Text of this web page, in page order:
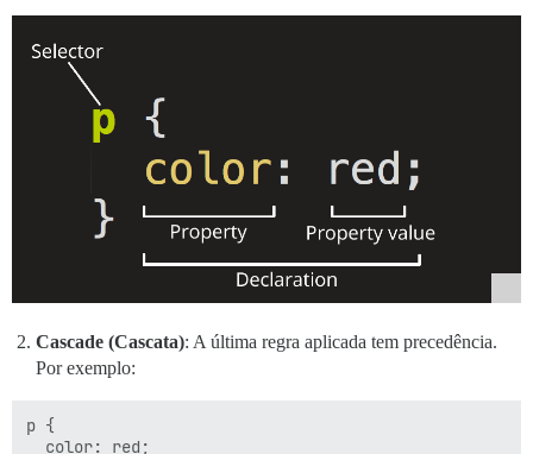
Cascade (Cascata): A última regra aplicada tem precedência.
Por exemplo:
p {
  color: red;